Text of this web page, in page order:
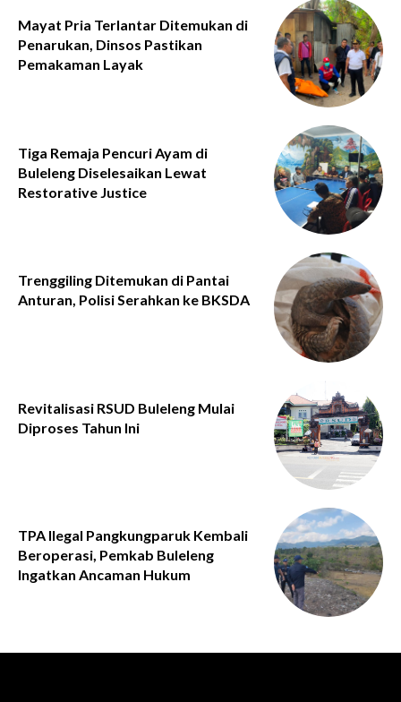
Mayat Pria Terlantar Ditemukan di
Penarukan, Dinsos Pastikan
Pemakaman Layak
Tiga Remaja Pencuri Ayam di
Buleleng Diselesaikan Lewat
Restorative Justice
Trenggiling Ditemukan di Pantai
Anturan, Polisi Serahkan ke BKSDA
Revitalisasi RSUD Buleleng Mulai
Diproses Tahun Ini
TPA Ilegal Pangkungparuk Kembali
Beroperasi, Pemkab Buleleng
Ingatkan Ancaman Hukum